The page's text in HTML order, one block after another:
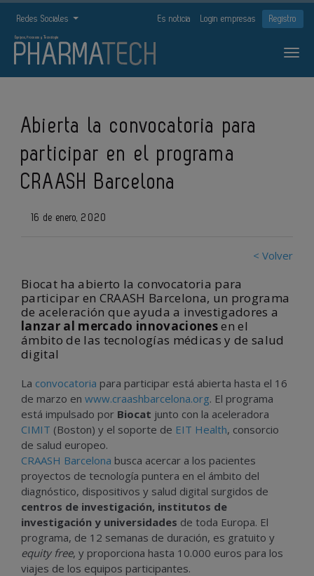
Redes Sociales Es noticia Login empresas Registro
Abierta la convocatoria para
participar en el programa
CRAASH Barcelona
16 de enero, 2020
< Volver
Biocat ha abierto la convocatoria para
participar en CRAASH Barcelona, un programa
de aceleración que ayuda a investigadores a
lanzar al mercado innovacionesen el
ámbito de las tecnologías médicas y de salud
digital
La convocatoria para participar está abierta hasta el 16
de marzo en www.craashbarcelona.org. El programa
está impulsado por Biocat junto con la aceleradora
CIMIT (Boston) y el soporte de EIT Health, consorcio
de salud europeo.
CRAASH Barcelona busca acercar a los pacientes
proyectos de tecnología puntera en el ámbito del
diagnóstico, dispositivos y salud digital surgidos de
centros de investigación, institutos de
investigación y universidades de toda Europa. El
programa, de 12 semanas de duración, es gratuito y
equity free, y proporciona hasta 10.000 euros para los
viajes de los equipos participantes.